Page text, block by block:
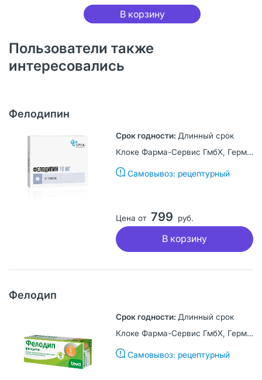
В корзину
Пользователи также
интересовались
Фелодипин
Длинный срок
Клоке Фарма-Сервис ГмбХ, Германия
Самовывоз: рецептурный
Цена от 799 руб.
В корзину
Фелодип
Длинный срок
Клоке Фарма-Сервис ГмбХ, Германия
Самовывоз: рецептурный